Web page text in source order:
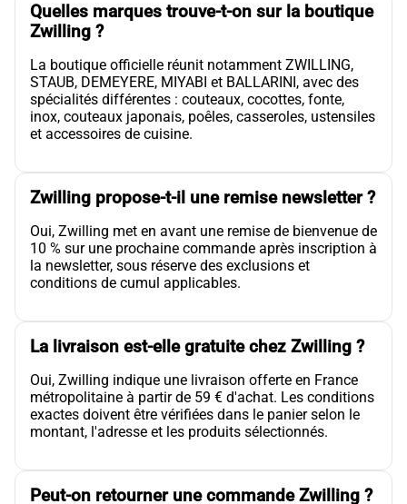
Quelles marques trouve-t-on sur la boutique
Zwilling ?
La boutique officielle réunit notamment ZWILLING,
STAUB, DEMEYERE, MIYABI et BALLARINI, avec des
spécialités différentes : couteaux, cocottes, fonte,
inox, couteaux japonais, poêles, casseroles, ustensiles
et accessoires de cuisine.
Zwilling propose-t-il une remise newsletter ?
Oui, Zwilling met en avant une remise de bienvenue de
10 % sur une prochaine commande après inscription à
la newsletter, sous réserve des exclusions et
conditions de cumul applicables.
La livraison est-elle gratuite chez Zwilling ?
Oui, Zwilling indique une livraison offerte en France
métropolitaine à partir de 59 € d'achat. Les conditions
exactes doivent être vérifiées dans le panier selon le
montant, l'adresse et les produits sélectionnés.
Peut-on retourner une commande Zwilling ?